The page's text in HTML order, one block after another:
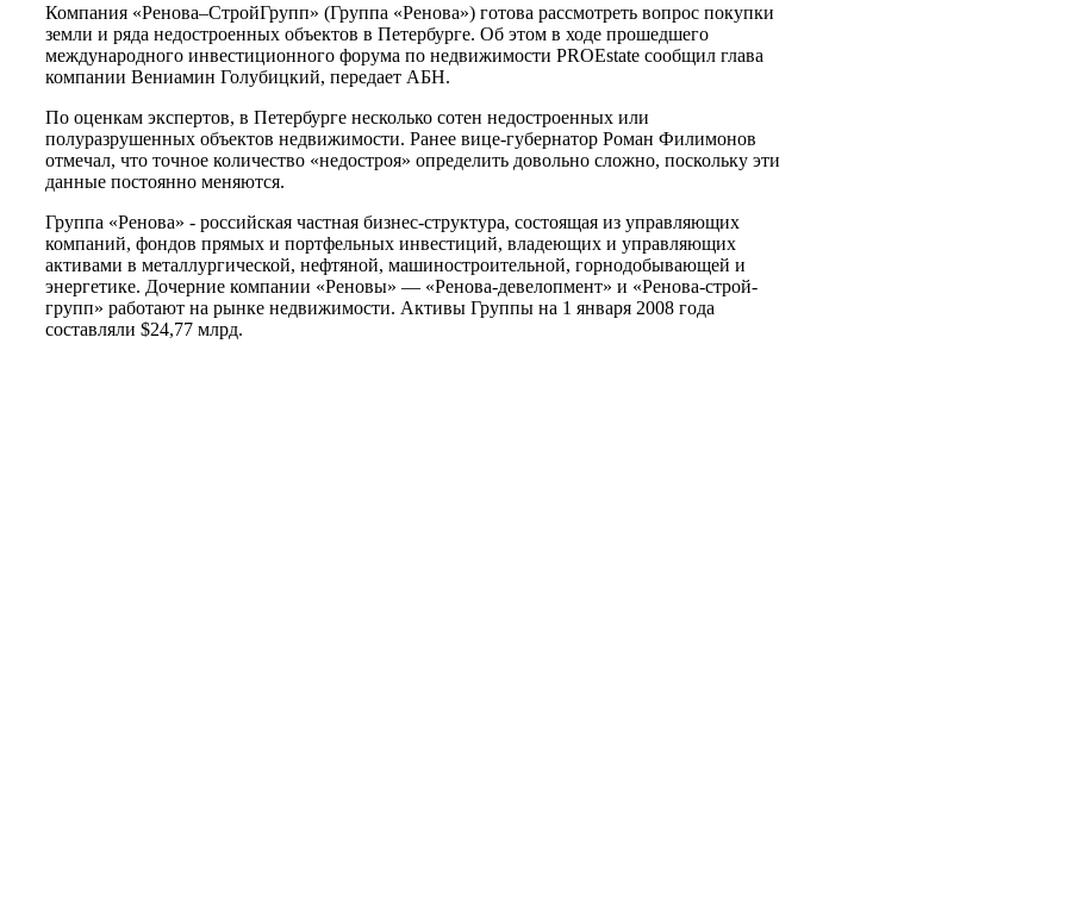
Компания «Ренова–СтройГрупп» (Группа «Ренова») готова рассмотреть вопрос покупки
земли и ряда недостроенных объектов в Петербурге. Об этом в ходе прошедшего
международного инвестиционного форума по недвижимости PROEstate сообщил глава
компании Вениамин Голубицкий, передает АБН.
По оценкам экспертов, в Петербурге несколько сотен недостроенных или
полуразрушенных объектов недвижимости. Ранее вице-губернатор Роман Филимонов
отмечал, что точное количество «недостроя» определить довольно сложно, поскольку эти
данные постоянно меняются.
Группа «Ренова» - российская частная бизнес-структура, состоящая из управляющих
компаний, фондов прямых и портфельных инвестиций, владеющих и управляющих
активами в металлургической, нефтяной, машиностроительной, горнодобывающей и
энергетике. Дочерние компании «Реновы» — «Ренова-девелопмент» и «Ренова-строй-
групп» работают на рынке недвижимости. Активы Группы на 1 января 2008 года
составляли $24,77 млрд.